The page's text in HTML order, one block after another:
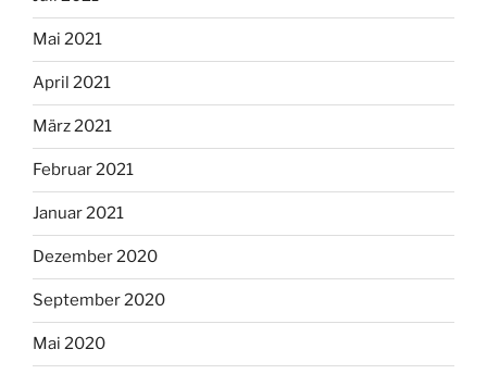
Mai 2021
April 2021
März 2021
Februar 2021
Januar 2021
Dezember 2020
September 2020
Mai 2020